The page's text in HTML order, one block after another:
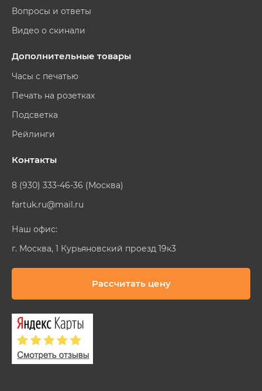
Вопросы и ответы
Видео о скинали
Дополнительные товары
Часы с печатью
Печать на розетках
Подсветка
Рейлинги
Контакты
8 (930) 333-46-36 (Москва)
fartuk.ru@mail.ru
Наш офис:
г. Москва, 1 Курьяновский проезд 19к3
Рассчитать цену